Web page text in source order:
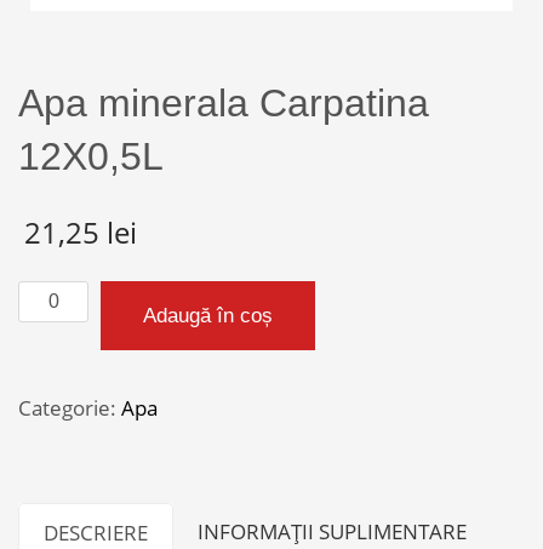
Apa minerala Carpatina
12X0,5L
21,25 lei
Cantitate
Apa
Carpatina
Adaugă în coș
Categorie: Apa
DESCRIERE INFORMAȚII SUPLIMENTARE